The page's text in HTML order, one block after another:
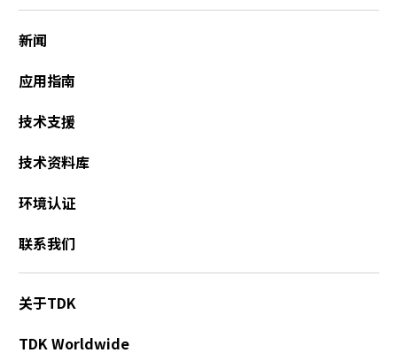
新闻
应用指南
技术支援
技术资料库
环境认证
联系我们
关于TDK
TDK Worldwide